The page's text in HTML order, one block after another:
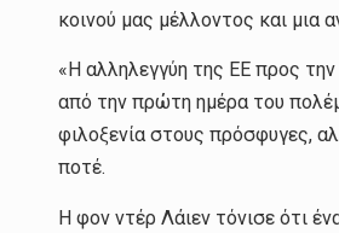
κοινού μας μέλλοντος και μια
«Η αλληλεγγύη της ΕΕ προς
από την πρώτη ημέρα του
φιλοξενία στους πρόσφυγες,
ποτέ.
Η φον ντέρ Λάιεν τόνισε ότι